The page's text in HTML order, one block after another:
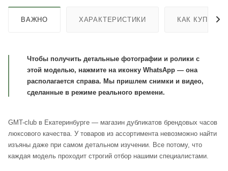
ВАЖНО ХАРАКТЕРИСТИКИ КАК КУПИТЬ
Чтобы получить детальные фотографии и ролики с
этой моделью, нажмите на иконку WhatsApp — она
располагается справа. Мы пришлем снимки и видео,
сделанные в режиме реального времени.
GMT-club в Екатеринбурге — магазин дубликатов брендовых часов
люксового качества. У товаров из ассортимента невозможно найти
изъяны даже при самом детальном изучении. Все потому, что
каждая модель проходит строгий отбор нашими специалистами.